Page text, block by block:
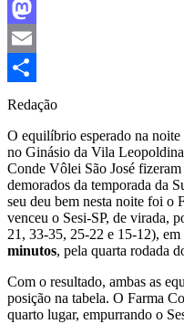
Facebook
Mastodon
Email
Share
Redação
O equilíbrio esperado na
no Ginásio da Vila
Conde Vôlei São José
demorados da temporada da
seu deu bem nesta noite foi o
venceu o Sesi-SP, de virada,
21, 33-35, 25-22 e 15-12), em
minutos, pela quarta rodada
Com o resultado, ambas as
posição na tabela. O Farma
quarto lugar, empurrando o